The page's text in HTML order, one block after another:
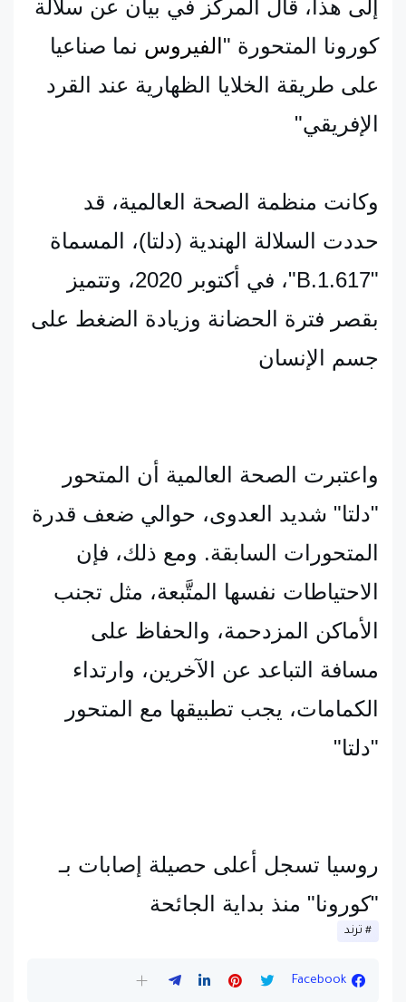
كورونا المتحورة " الفيروس
الإفريقي"
جسم الإنسان
"دلتا"
روسيا تسجل أعلى حصيلة إصابات بـ
"كورونا" منذ بداية الجائحة
ترند
Facebook